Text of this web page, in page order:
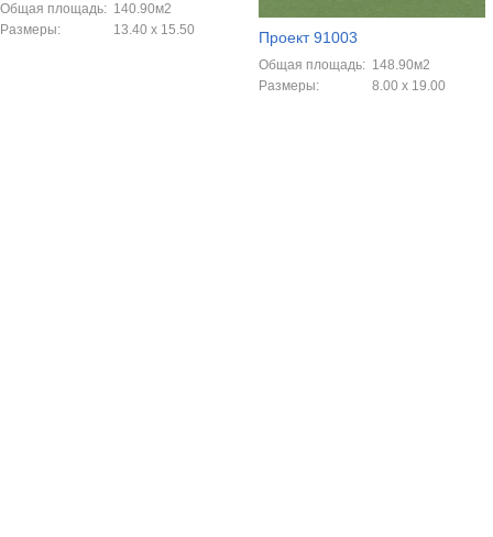
Общая площадь: 140.90м2
Размеры:
13.40 x 15.50 Проект 91003
Общая площадь: 148.90м2
Размеры:
8.00 х 19.00